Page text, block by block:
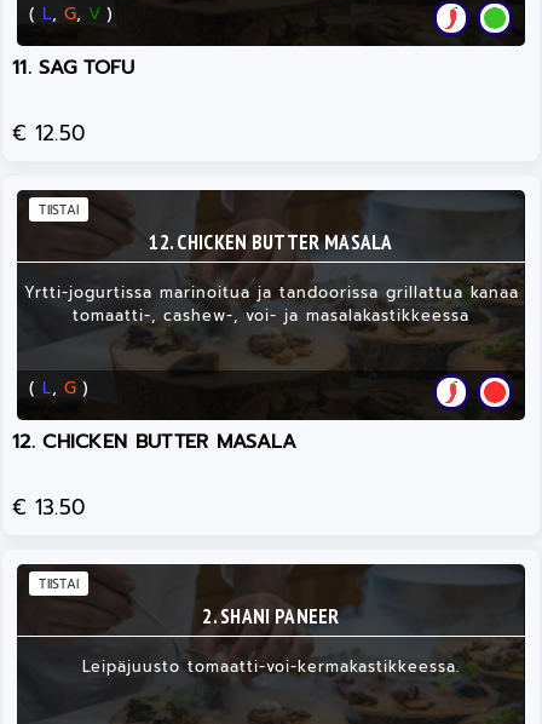
( L, G, V )
11. SAG TOFU
€ 12.50
12. CHICKEN BUTTER MASALA
Yrtti-jogurtissa marinoitua ja tandoorissa grillattua kanaa
tomaatti-, cashew-, voi- ja masalakastikkeessa
( L, G )
TIISTAI
12. CHICKEN BUTTER MASALA
€ 13.50
2. SHANI PANEER
Leipäjuusto tomaatti-voi-kermakastikkeessa.
TIISTAI